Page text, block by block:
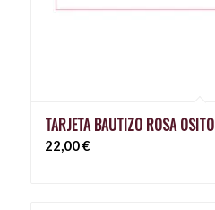
TARJETA BAUTIZO ROSA OSITO
22,00€